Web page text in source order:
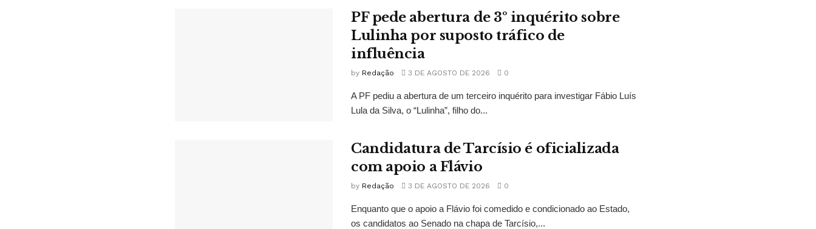
PF pede abertura de 3º inquérito sobre
Lulinha por suposto tráfico de
influência
by Redação 3 DE AGOSTO DE 2026 0
A PF pediu a abertura de um terceiro inquérito para investigar Fábio Luís
Lula da Silva, o “Lulinha”, filho do...
Candidatura de Tarcísio é oficializada
com apoio a Flávio
by Redação 3 DE AGOSTO DE 2026 0
Enquanto que o apoio a Flávio foi comedido e condicionado ao Estado,
os candidatos ao Senado na chapa de Tarcísio,...